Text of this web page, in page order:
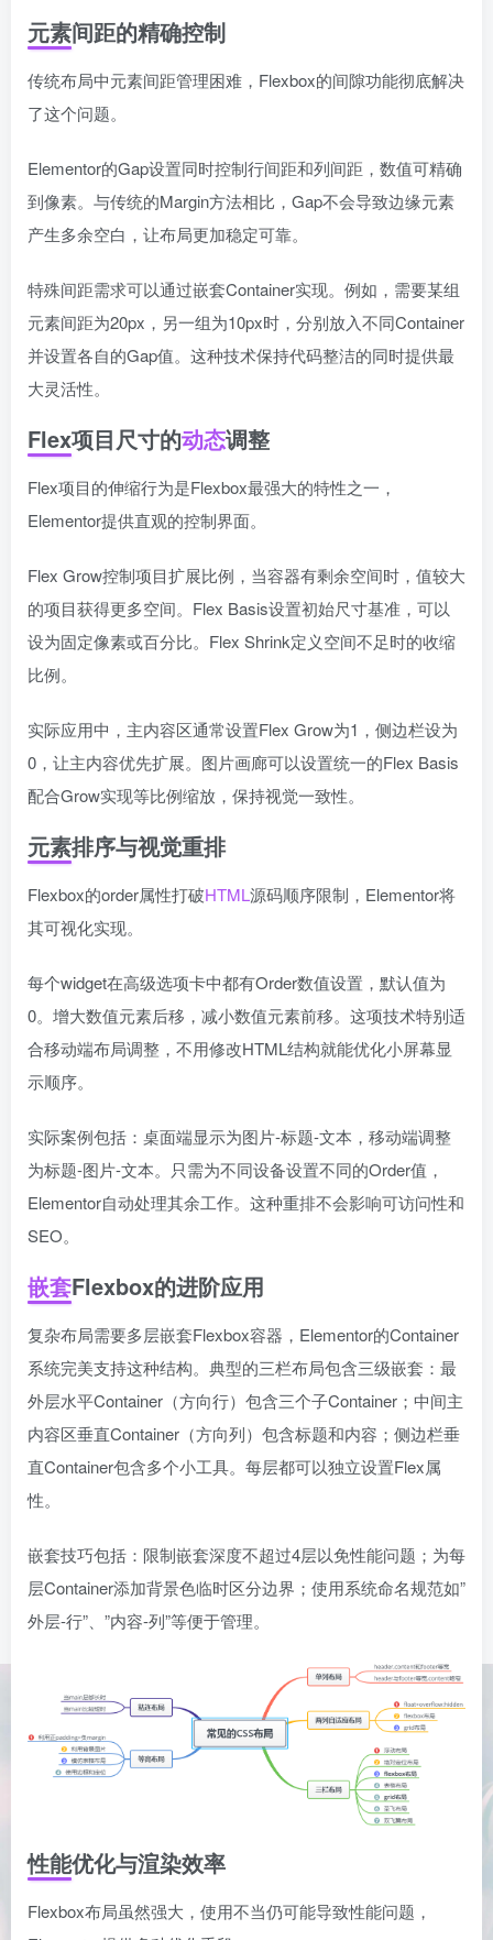
元素间距的精确控制
传统布局中元素间距管理困难，Flexbox的间隙功能彻底解决
了这个问题。
Elementor的Gap设置同时控制行间距和列间距，数值可精确
到像素。与传统的Margin方法相比，Gap不会导致边缘元素
产生多余空白，让布局更加稳定可靠。
特殊间距需求可以通过嵌套Container实现。例如，需要某组
元素间距为20px，另一组为10px时，分别放入不同Container
并设置各自的Gap值。这种技术保持代码整洁的同时提供最
大灵活性。
Flex项目尺寸的动态调整
Flex项目的伸缩行为是Flexbox最强大的特性之一，
Elementor提供直观的控制界面。
Flex Grow控制项目扩展比例，当容器有剩余空间时，值较大
的项目获得更多空间。Flex Basis设置初始尺寸基准，可以
设为固定像素或百分比。Flex Shrink定义空间不足时的收缩
比例。
实际应用中，主内容区通常设置Flex Grow为1，侧边栏设为
0，让主内容优先扩展。图片画廊可以设置统一的Flex Basis
配合Grow实现等比例缩放，保持视觉一致性。
元素排序与视觉重排
Flexbox的order属性打破HTML源码顺序限制，Elementor将
其可视化实现。
每个widget在高级选项卡中都有Order数值设置，默认值为
0。增大数值元素后移，减小数值元素前移。这项技术特别适
合移动端布局调整，不用修改HTML结构就能优化小屏幕显
示顺序。
实际案例包括：桌面端显示为图片-标题-文本，移动端调整
为标题-图片-文本。只需为不同设备设置不同的Order值，
Elementor自动处理其余工作。这种重排不会影响可访问性和
SEO。
嵌套Flexbox的进阶应用
复杂布局需要多层嵌套Flexbox容器，Elementor的Container
系统完美支持这种结构。典型的三栏布局包含三级嵌套：最
外层水平Container（方向行）包含三个子Container；中间主
内容区垂直Container（方向列）包含标题和内容；侧边栏垂
直Container包含多个小工具。每层都可以独立设置Flex属
性。
嵌套技巧包括：限制嵌套深度不超过4层以免性能问题；为每
层Container添加背景色临时区分边界；使用系统命名规范如”
外层-行”、”内容-列”等便于管理。
性能优化与渲染效率
Flexbox布局虽然强大，使用不当仍可能导致性能问题，